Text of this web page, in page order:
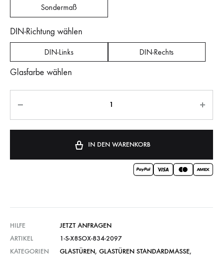
Sondermaß
DIN-Richtung wählen
DIN-Links DIN-Rechts
Glasfarbe wählen
IN DEN WARENKORB
HILFE
JETZT ANFRAGEN
ARTIKEL
1-S-X8SOX-834-2097
KATEGORIEN
GLASTÜREN, GLASTÜREN STANDARDMASSE ,